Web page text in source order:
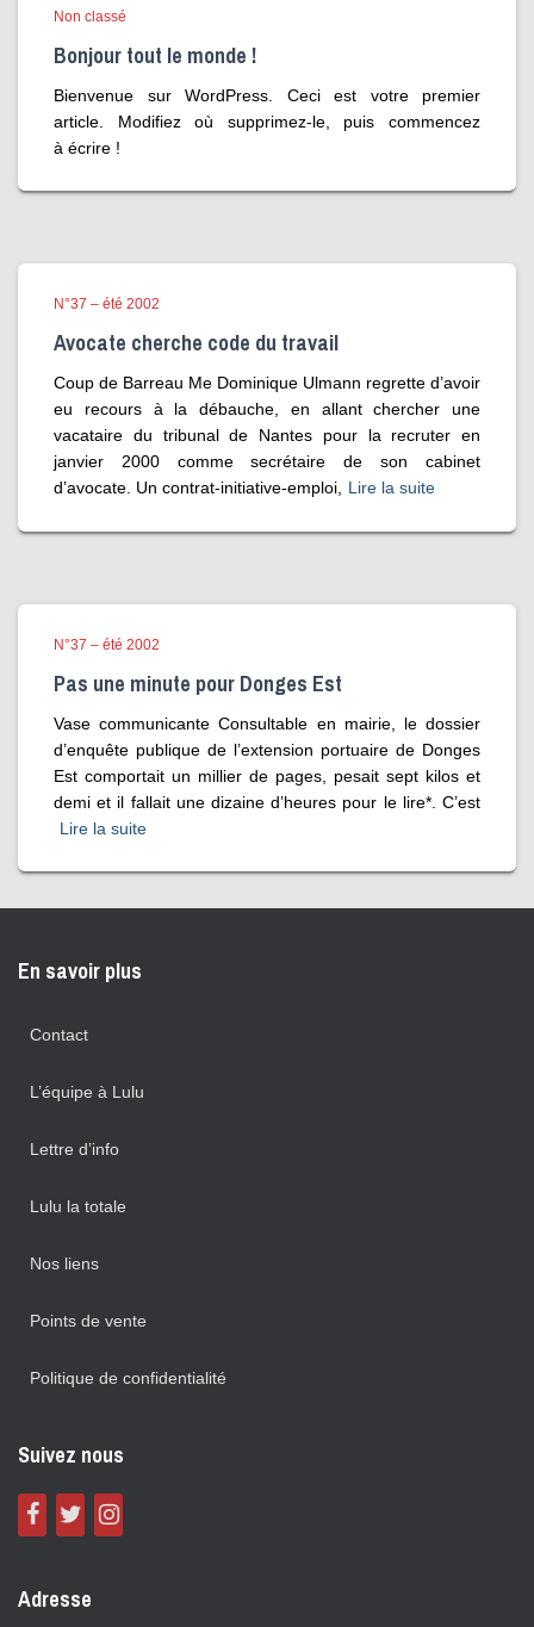
Non classé
Bonjour tout le monde !
Bienvenue sur WordPress. Ceci est votre premier
article. Modifiez où supprimez-le, puis commencez
à écrire !
N°37 – été 2002
Avocate cherche code du travail
Coup de Barreau Me Dominique Ulmann regrette d’avoir
eu recours à la débauche, en allant chercher une
vacataire du tribunal de Nantes pour la recruter en
janvier 2000 comme secrétaire de son cabinet
d’avocate. Un contrat-initiative-emploi, Lire la suite
N°37 – été 2002
Pas une minute pour Donges Est
Vase communicante Consultable en mairie, le dossier
d’enquête publique de l’extension portuaire de Donges
Est comportait un millier de pages, pesait sept kilos et
demi et il fallait une dizaine d’heures pour le lire*. C’est
Lire la suite
En savoir plus
Contact
L’équipe à Lulu
Lettre d’info
Lulu la totale
Nos liens
Points de vente
Politique de confidentialité
Suivez nous
Adresse